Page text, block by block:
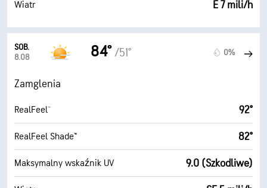
Wiatr E 7 mili/h
SOB.
8.08
84° /51° 0%
Zamglenia
RealFeel® 92°
RealFeel Shade™ 82°
Maksymalny wskaźnik UV 9.0 (Szkodliwe)